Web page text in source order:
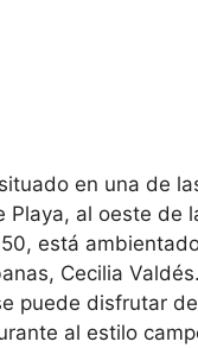
en una de
al oeste de
está
Cecilia Valdés.
puede disfrutar
al estilo